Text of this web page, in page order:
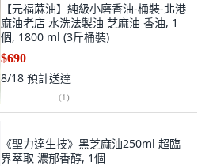
【元福蔴油】純級小磨香油-桶裝-北港
麻油老店 水洗法製油 芝麻油 香油, 1
個, 1800 ml (3斤桶裝)
$690
8/18 預計送達
(1)
《聖力達生技》黑芝麻油250ml 超臨
界萃取 濃郁香醇, 1個